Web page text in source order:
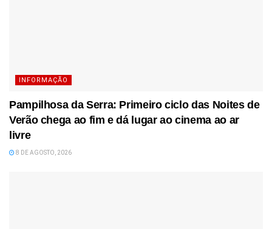
INFORMAÇÃO
Pampilhosa da Serra: Primeiro ciclo das Noites de
Verão chega ao fim e dá lugar ao cinema ao ar
livre
8 DE AGOSTO, 2026